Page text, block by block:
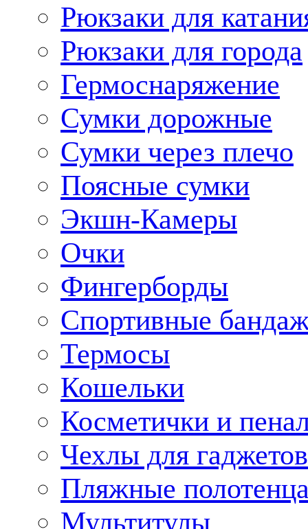
Рюкзаки для
Рюкзаки для города
Гермоснаряжение
Сумки дорожные
Сумки через плечо
Поясные сумки
Экшн-Камеры
Очки
Фингерборды
Спортивные
Термосы
Кошельки
Косметички и
Чехлы для гаджетов
Пляжные
Мультитулы